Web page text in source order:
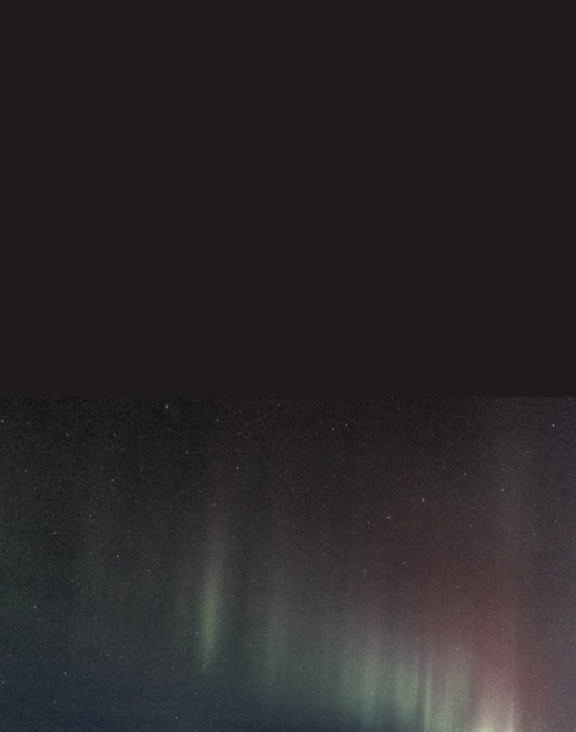
Desde tempos imemoriais, a humanidade tem sido envolvida
explicar os fenômenos que observa ao seu redor. Esse
deu origem a muitas lendas e mitos que buscam explicar os
A aurora boreal, com suas cortinas de luzes dançantes, tem
mundo há séculos. Em suas tentativas de entender o
verdades para explicar a origem e o significado dessa luz
Marco Brotto, brasileiro caçador de auroras boreais que lidera
fenômeno, conta que no
seu primeiro contato com as